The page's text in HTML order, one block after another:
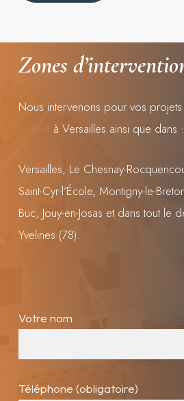
Zones
Nous intervenons pour vos projets
cuisine à Versailles ainsi que dans :
Versailles, Le Chesnay-
Saint-Cyr-l’École, Montigny-le-
Buc, Jouy-en-Josas et dans tout le
Yvelines (78).
Votre nom
Téléphone (obligatoire)